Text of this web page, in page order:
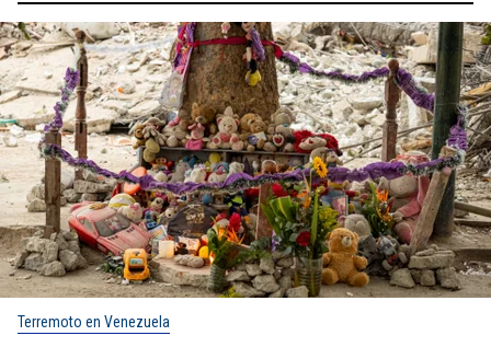
Terremoto en Venezuela